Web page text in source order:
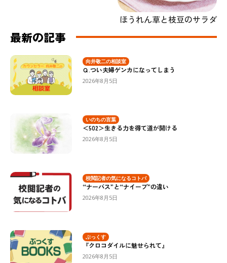
ほうれん草と枝豆のサラダ
最新の記事
向井敬二の相談室
Ｑ.つい夫婦ゲンカになってしまう
2026年8月5日
いのちの言葉
＜502＞生きる力を得て道が開ける
2026年8月5日
校閲記者の気になるコトバ
“ナーバス”と“ナイーブ”の違い
2026年8月5日
ぶっくす
『クロコダイルに魅せられて』
2026年8月5日